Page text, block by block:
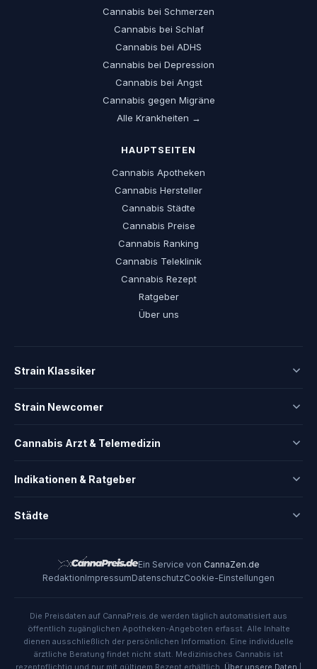
Cannabis bei Schmerzen
Cannabis bei Schlaf
Cannabis bei ADHS
Cannabis bei Depression
Cannabis bei Angst
Cannabis gegen Migräne
Alle Krankheiten →
HAUPTSEITEN
Cannabis Apotheken
Cannabis Hersteller
Cannabis Städte
Cannabis Preise
Cannabis Ranking
Cannabis Teleklinik
Cannabis Rezept
Ratgeber
Über uns
Strain Klassiker
Strain Newcomer
Cannabis Arzt & Telemedizin
Indikationen & Ratgeber
Städte
Ein Service von CannaZen.de
RedaktionImpressumDatenschutzCookie-Einstellungen
Die Preisdaten auf CannaPreis.de werden täglich automatisiert aus
öffentlich zugänglichen Apotheken-Angeboten erfasst. Alle Inhalte
dienen ausschließlich der persönlichen Information. Eine individuelle
ärztliche Beratung findet nicht statt. Medizinisches Cannabis ist
rezeptpflichtig und nur mit gültigem Rezept erhältlich. Über unsere Daten